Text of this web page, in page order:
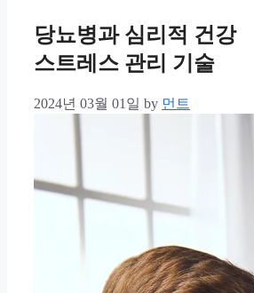
당뇨병과 심리적 건강
스트레스 관리 기술
2024년 03월 01일 by 먼트